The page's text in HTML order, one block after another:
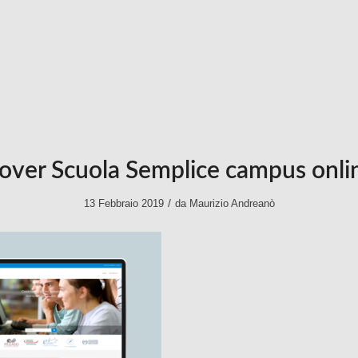
Scuola Semplice campus
13 Febbraio 2019 / da Maurizio Andreanò